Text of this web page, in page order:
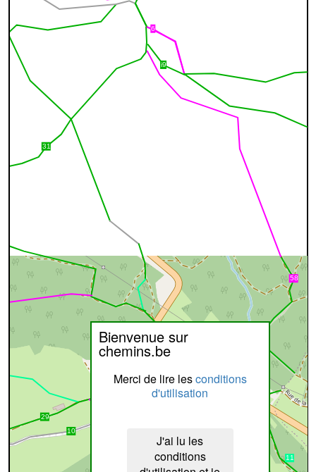
Bienvenue sur
chemins.be
Merci de lire lesconditions
d'utilisation
J'ai lu les
conditions